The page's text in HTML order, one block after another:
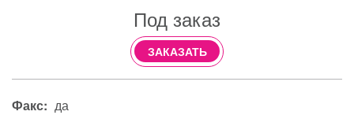
Под заказ
ЗАКАЗАТЬ
Факс: да